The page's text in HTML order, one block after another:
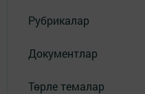
Рубрикалар
Документлар
Төрле темалар